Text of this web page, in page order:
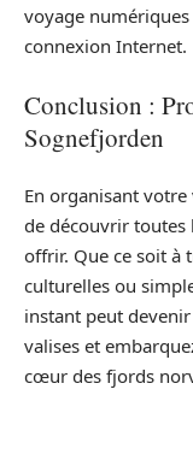
voyage
connexion Internet.
Conclusion :
Sognefjorden
En organisant votre
de découvrir toutes
offrir. Que ce soit à
culturelles ou
instant peut
valises et
cœur des fjords